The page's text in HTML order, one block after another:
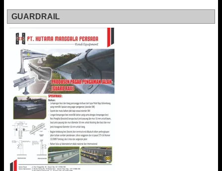
GUARDRAIL